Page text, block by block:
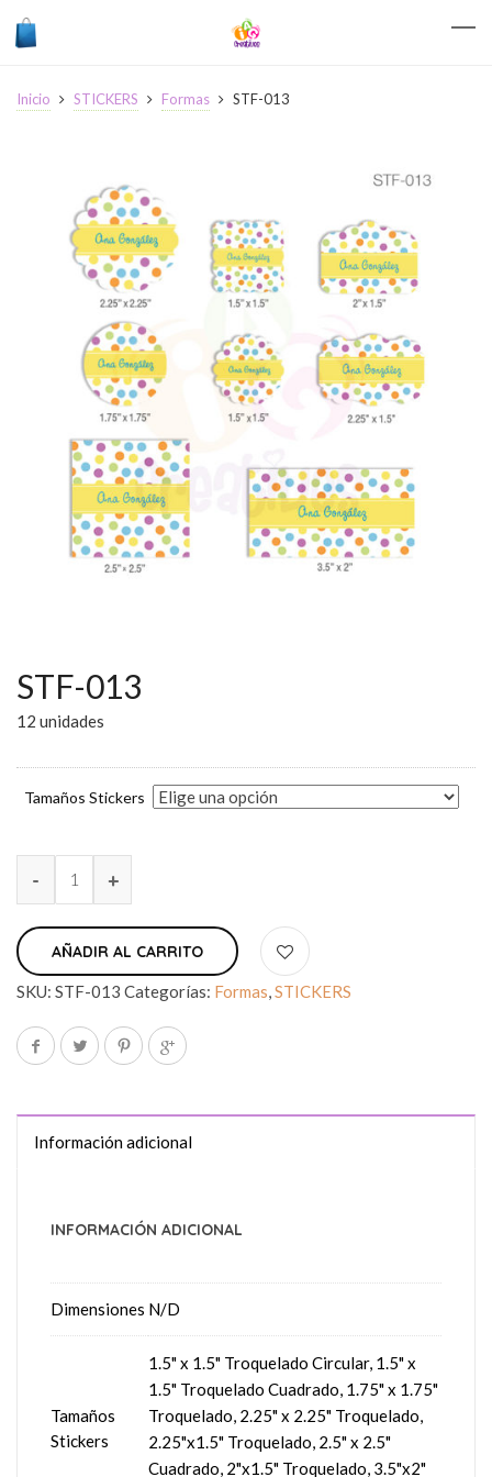
Inicio STICKERS Formas STF-013
STF-013
12 unidades
Tamaños Stickers
AÑADIR AL CARRITO
SKU: STF-013 Categorías: Formas,STICKERS
Información adicional
INFORMACIÓN ADICIONAL
Dimensiones N/D
Tamaños
Stickers
1.5" x 1.5" Troquelado Circular, 1.5" x
1.5" Troquelado Cuadrado, 1.75" x 1.75"
Troquelado, 2.25" x 2.25" Troquelado,
2.25"x1.5" Troquelado, 2.5" x 2.5"
Cuadrado, 2"x1.5" Troquelado, 3.5"x2"